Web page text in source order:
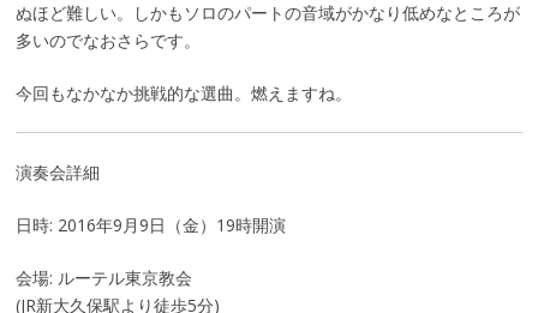
ぬほど難しい。しかもソロのパートの音域がかなり低めなところが
多いのでなおさらです。
今回もなかなか挑戦的な選曲。燃えますね。
演奏会詳細
日時: 2016年9月9日（金）19時開演
会場: ルーテル東京教会
(JR新大久保駅より徒歩5分)